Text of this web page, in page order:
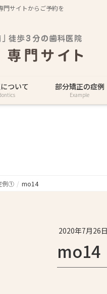
門サイトからご予約を
ついて 部分矯正の症例
Example
例① mo14
2020年7月26日
mo14